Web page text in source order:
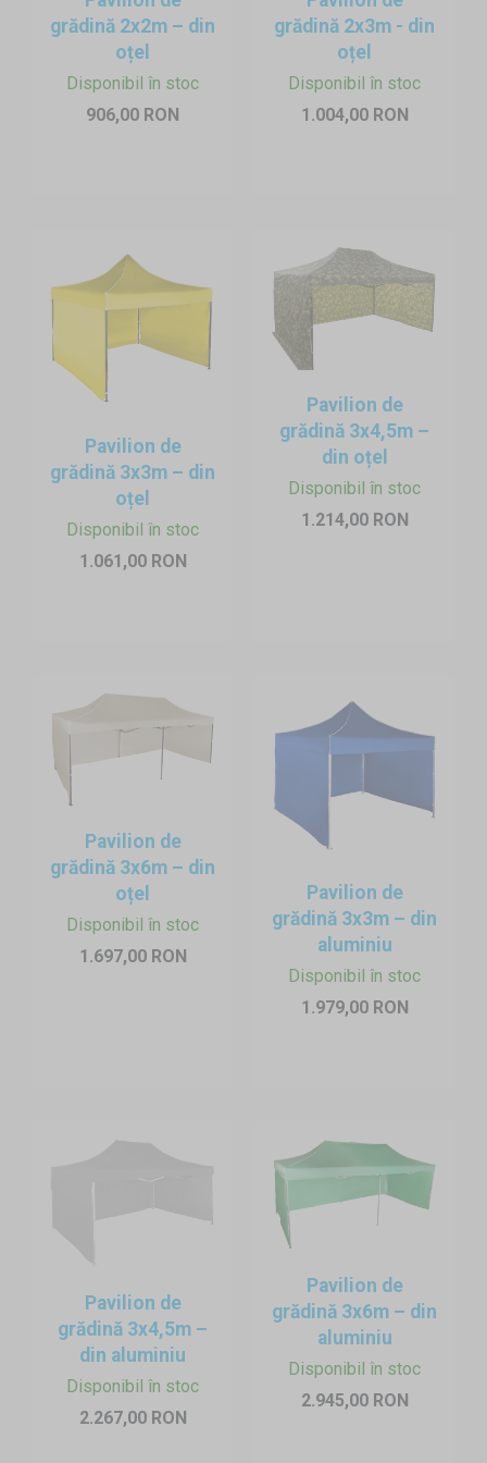
Montarea, demontarea și ancorarea
Montarea și dezasamblarea este o joacă. Pavilionul easy up,
datorită structurii tip acordeon, poate fi instalat și de către o
singură persoană în câteva minute. Fără scule și eforturi mari
Pavilionul pliat încape în portbagajul mașinii și nu necesită loc
special pentru depozitare. Se recomandă uscarea prelatei de
acoperiș înainte de depozitare pentru a preveni mucegăirea.
grădină 2x2m – din
oțel
Disponibil în stoc
906,00 RON
grădină 2x3m - din
oțel
Disponibil în stoc
1.004,00 RON
Pavilion de
grădină 3x3m – din
oțel
Disponibil în stoc
1.061,00 RON
Pavilion de
grădină 3x4,5m –
din oțel
Disponibil în stoc
1.214,00 RON
Pavilion de
grădină 3x6m – din
oțel
Disponibil în stoc
1.697,00 RON
Pavilion de
grădină 3x3m – din
aluminiu
Disponibil în stoc
1.979,00 RON
Pavilion de
grădină 3x4,5m –
din aluminiu
Disponibil în stoc
2.267,00 RON
Pavilion de
grădină 3x6m – din
aluminiu
Disponibil în stoc
2.945,00 RON